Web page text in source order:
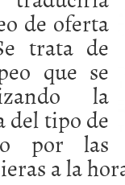
de oferta
trata de
que se
la
del tipo de
por las
a la